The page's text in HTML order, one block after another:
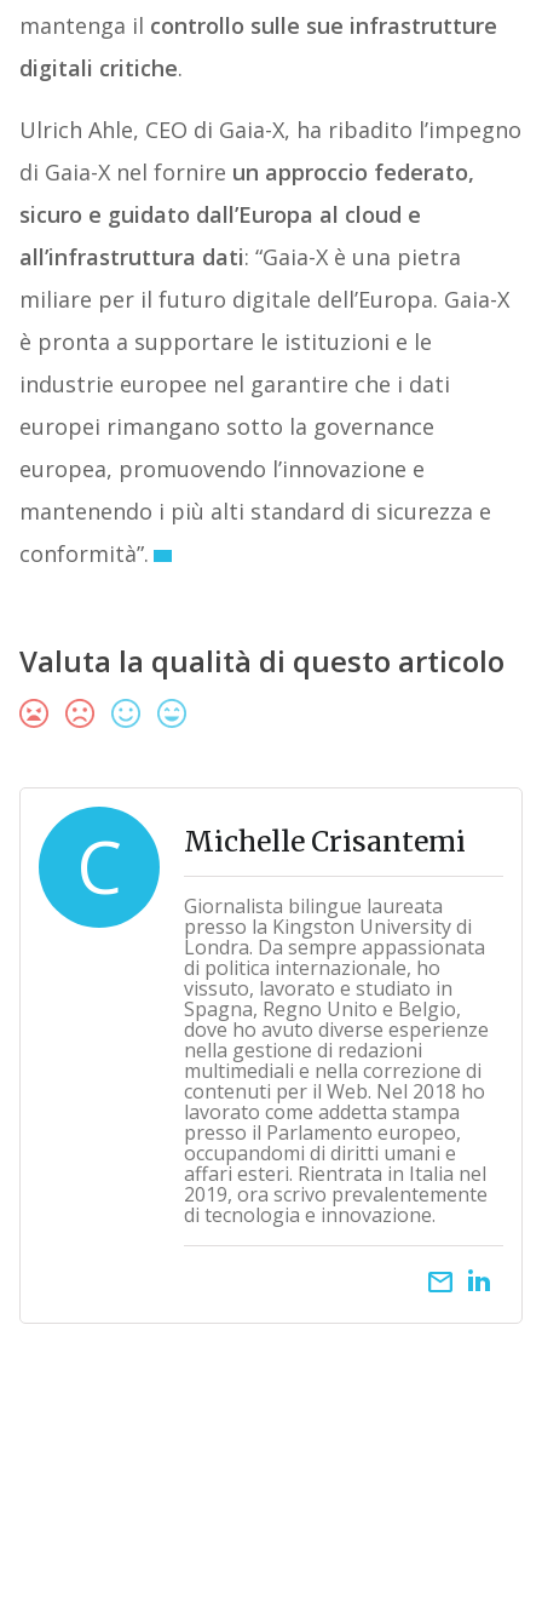
mantenga il controllo sulle sue infrastrutture
digitali critiche.
Ulrich Ahle, CEO di Gaia-X, ha ribadito l’impegno
di Gaia-X nel fornire un approccio federato,
sicuro e guidato dall’Europa al cloud e
all’infrastruttura dati: “Gaia-X è una pietra
miliare per il futuro digitale dell’Europa. Gaia-X
è pronta a supportare le istituzioni e le
industrie europee nel garantire che i dati
europei rimangano sotto la governance
europea, promuovendo l’innovazione e
mantenendo i più alti standard di sicurezza e
conformità”.
Valuta la qualità di questo articolo
C Michelle Crisantemi
Giornalista bilingue laureata
presso la Kingston University di
Londra. Da sempre appassionata
di politica internazionale, ho
vissuto, lavorato e studiato in
Spagna, Regno Unito e Belgio,
dove ho avuto diverse esperienze
nella gestione di redazioni
multimediali e nella correzione di
contenuti per il Web. Nel 2018 ho
lavorato come addetta stampa
presso il Parlamento europeo,
occupandomi di diritti umani e
affari esteri. Rientrata in Italia nel
2019, ora scrivo prevalentemente
di tecnologia e innovazione.
email